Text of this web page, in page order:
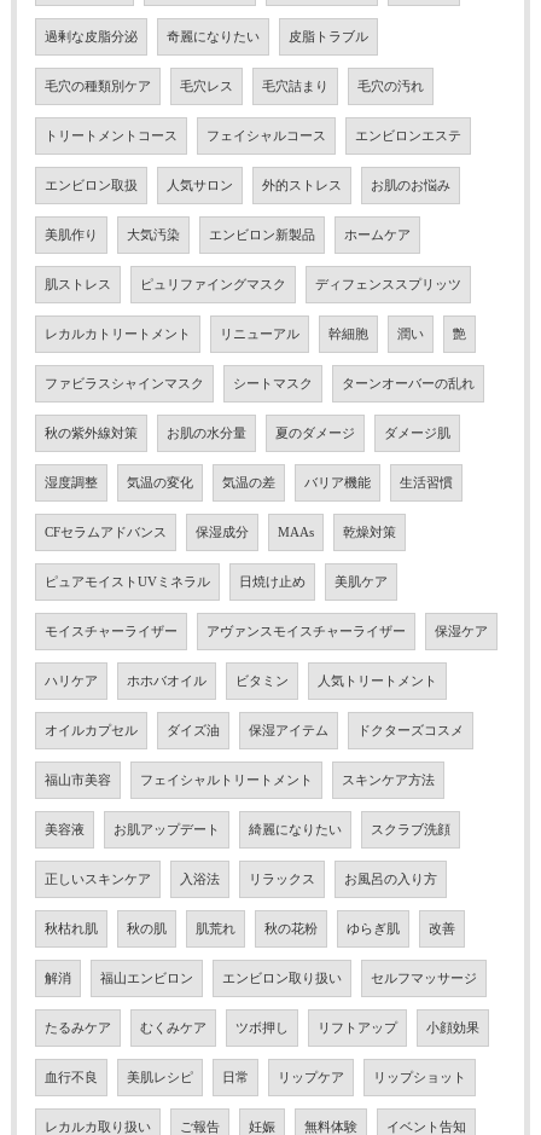
過剰な皮脂分泌 奇麗になりたい 皮脂トラブル
毛穴の種類別ケア 毛穴レス 毛穴詰まり 毛穴の汚れ
トリートメントコース フェイシャルコース エンビロンエステ
エンビロン取扱 人気サロン 外的ストレス お肌のお悩み
美肌作り 大気汚染 エンビロン新製品 ホームケア
肌ストレス ピュリファイングマスク ディフェンススプリッツ
レカルカトリートメント リニューアル 幹細胞 潤い 艶
ファビラスシャインマスク シートマスク ターンオーバーの乱れ
秋の紫外線対策 お肌の水分量 夏のダメージ ダメージ肌
湿度調整 気温の変化 気温の差 バリア機能 生活習慣
CFセラムアドバンス 保湿成分 MAAs 乾燥対策
ピュアモイストUVミネラル 日焼け止め 美肌ケア
モイスチャーライザー アヴァンスモイスチャーライザー 保湿ケア
ハリケア ホホバオイル ビタミン 人気トリートメント
オイルカプセル ダイズ油 保湿アイテム ドクターズコスメ
福山市美容 フェイシャルトリートメント スキンケア方法
美容液 お肌アップデート 綺麗になりたい スクラブ洗顔
正しいスキンケア 入浴法 リラックス お風呂の入り方
秋枯れ肌 秋の肌 肌荒れ 秋の花粉 ゆらぎ肌 改善
解消 福山エンビロン エンビロン取り扱い セルフマッサージ
たるみケア むくみケア ツボ押し リフトアップ 小顔効果
血行不良 美肌レシピ 日常 リップケア リップショット
レカルカ取り扱い ご報告 妊娠 無料体験 イベント告知